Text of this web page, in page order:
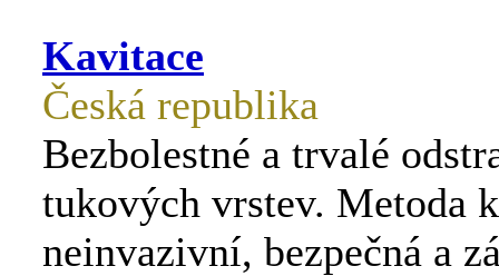
Kavitace
Česká republika
Bezbolestné a trvalé
tukových vrstev. Metoda
neinvazivní, bezpečná a